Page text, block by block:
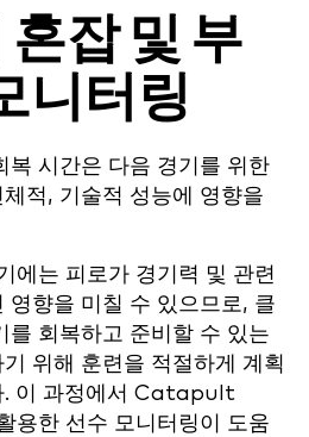
혼잡 및 부
니터링
복 시간은 다음 경기를 위한
적, 기술적 성능에 영향을
에는 피로가 경기력 및 관련
영향을 미칠 수 있으므로, 클
를 회복하고 준비할 수 있는
위해 훈련을 적절하게 계획
. 이 과정에서 Catapult
용한 선수 모니터링이 도움